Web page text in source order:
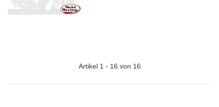
Artikel 1 - 16 von 16